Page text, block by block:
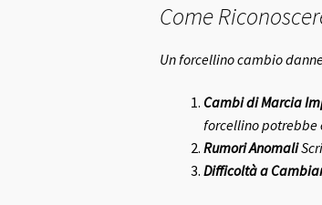
Come
Un forcellino cambio
Cambi di Marcia
forcellino potrebbe
Rumori Anomali
Difficoltà a